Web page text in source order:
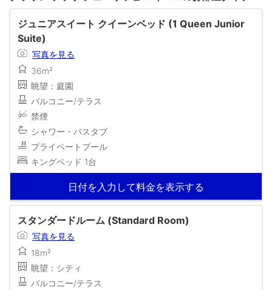
ジュニアスイート クイーンベッド (1 Queen Junior
Suite)
写真を見る
36m²
眺望：庭園
バルコニー/テラス
禁煙
シャワー・バスタブ
プライベートプール
キングベッド 1台
日付を入力して料金を表示する
スタンダードルーム (Standard Room)
写真を見る
18m²
眺望：シティ
バルコニー/テラス